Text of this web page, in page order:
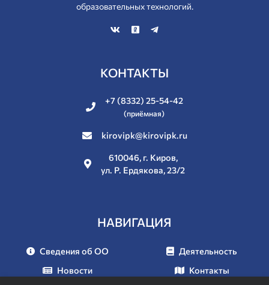
образовательных технологий.
КОНТАКТЫ
+7 (8332) 25-54-42
(приёмная)
kirovipk@kirovipk.ru
610046, г. Киров,
ул. Р. Ердякова, 23/2
НАВИГАЦИЯ
Сведения об ОО
Новости
Деятельность
Контакты